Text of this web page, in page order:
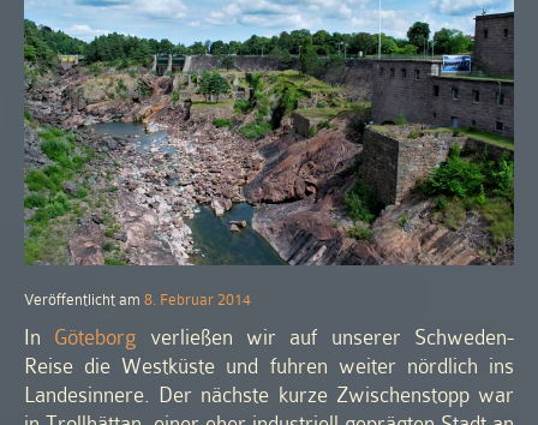
Veröffentlicht am 8. Februar 2014
In Göteborg verließen wir auf unserer Schweden-
Reise die Westküste und fuhren weiter nördlich ins
Landesinnere. Der nächste kurze Zwischenstopp war